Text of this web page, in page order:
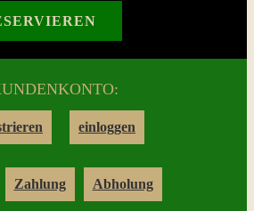
einloggen
Zahlung Abholung